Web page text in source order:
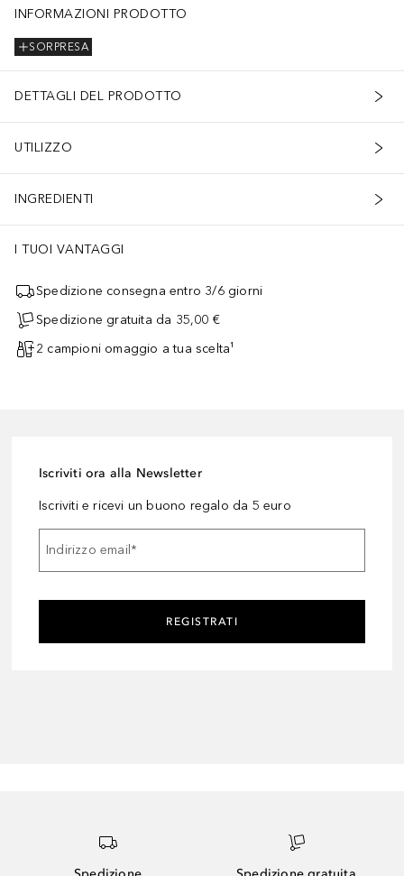
INFORMAZIONI PRODOTTO
SORPRESA
DETTAGLI DEL PRODOTTO
UTILIZZO
INGREDIENTI
I TUOI VANTAGGI
Spedizione consegna entro 3/6 giorni
Spedizione gratuita da 35,00 €
2 campioni omaggio a tua scelta¹
Iscriviti ora alla Newsletter
Iscriviti e ricevi un buono regalo da 5 euro
Indirizzo email*
REGISTRATI